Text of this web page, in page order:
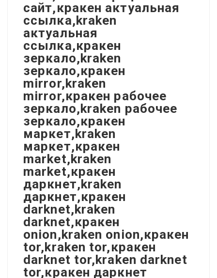
сайт,кракен актуальная
ссылка,kraken
актуальная
ссылка,кракен
зеркало,kraken
зеркало,кракен
mirror,kraken
mirror,кракен рабочее
зеркало,kraken рабочее
зеркало,кракен
маркет,kraken
маркет,кракен
market,kraken
market,кракен
даркнет,kraken
даркнет,кракен
darknet,kraken
darknet,кракен
onion,kraken onion,кракен
tor,kraken tor,кракен
darknet tor,kraken darknet
tor,кракен даркнет